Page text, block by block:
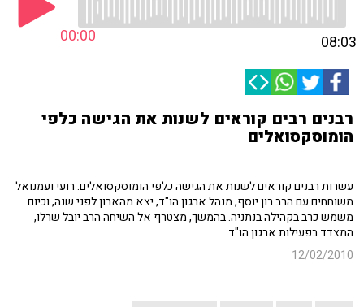
00:00 08:03
רבנים רבים קוראים לשנות את הגישה כלפי
הומוסקסואלים
עשרות רבנים קוראים לשנות את הגישה כלפי הומוסקסואלים. רועי ועמנואל
משוחחים עם הרב רון יוסף, מנהל ארגון הו"ד, יצא מהארון לפני שנה, וכיום
משמש כרב בקהילה בנתניה. בהמשך, מצטרף אל השיחה הרב יובל שרלו,
המצדד בפעילות ארגון הו"ד
12/02/2010